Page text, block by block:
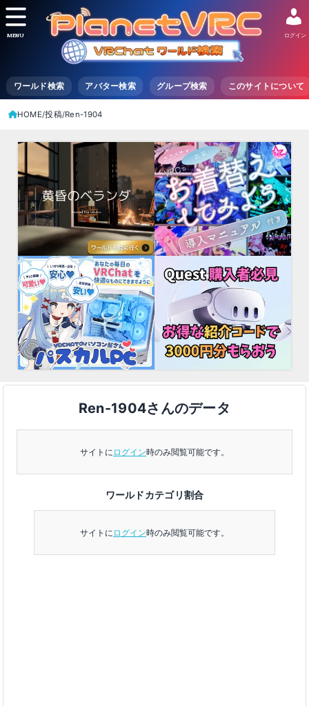
ワールド検索 アバター検索 グループ検索 このサイトについて
ログイン
MENU
HOME 投稿 Ren-1904
Ren-1904さんのデータ
サイトに ログイン時のみ閲覧可能です。
ワールドカテゴリ割合
サイトに ログイン時のみ閲覧可能です。